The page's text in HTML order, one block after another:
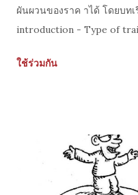
ผันผวนของราค าได้ โดยบท
introduction - Type of
XzVdzoTUCz4 https://
ใช้ร่วมกัน